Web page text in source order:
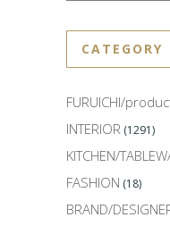
FURUICHI/
INTERIOR (1291)
KITCHEN/
FASHION (18)
BRAND/